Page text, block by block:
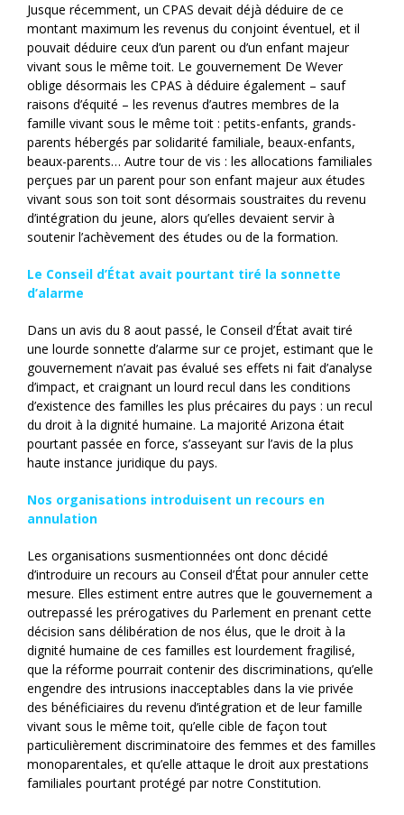
Jusque récemment, un CPAS devait déjà déduire de ce
montant maximum les revenus du conjoint éventuel, et il
pouvait déduire ceux d’un parent ou d’un enfant majeur
vivant sous le même toit. Le gouvernement De Wever
oblige désormais les CPAS à déduire également – sauf
raisons d’équité – les revenus d’autres membres de la
famille vivant sous le même toit : petits-enfants, grands-
parents hébergés par solidarité familiale, beaux-enfants,
beaux-parents… Autre tour de vis : les allocations familiales
perçues par un parent pour son enfant majeur aux études
vivant sous son toit sont désormais soustraites du revenu
d’intégration du jeune, alors qu’elles devaient servir à
soutenir l’achèvement des études ou de la formation.
Le Conseil d’État avait pourtant tiré la sonnette
d’alarme
Dans un avis du 8 aout passé, le Conseil d’État avait tiré
une lourde sonnette d’alarme sur ce projet, estimant que le
gouvernement n’avait pas évalué ses effets ni fait d’analyse
d’impact, et craignant un lourd recul dans les conditions
d’existence des familles les plus précaires du pays : un recul
du droit à la dignité humaine. La majorité Arizona était
pourtant passée en force, s’asseyant sur l’avis de la plus
haute instance juridique du pays.
Nos organisations introduisent un recours en
annulation
Les organisations susmentionnées ont donc décidé
d’introduire un recours au Conseil d’État pour annuler cette
mesure. Elles estiment entre autres que le gouvernement a
outrepassé les prérogatives du Parlement en prenant cette
décision sans délibération de nos élus, que le droit à la
dignité humaine de ces familles est lourdement fragilisé,
que la réforme pourrait contenir des discriminations, qu’elle
engendre des intrusions inacceptables dans la vie privée
des bénéficiaires du revenu d’intégration et de leur famille
vivant sous le même toit, qu’elle cible de façon tout
particulièrement discriminatoire des femmes et des familles
monoparentales, et qu’elle attaque le droit aux prestations
familiales pourtant protégé par notre Constitution.